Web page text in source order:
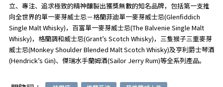
立、專注、追求極致的精神釀製出獲獎無數的知名品牌，包括第一支推
向全世界的單一麥芽威士忌－格蘭菲迪單一麥芽威士忌(Glenfiddich
Single Malt Whisky)，百富單一麥芽威士忌(The Balvenie Single Malt
Whisky)，格蘭調和威士忌(Grant’s Scotch Whisky)，三隻猴子三重麥芽
威士忌(Monkey Shoulder Blended Malt Scotch Whisky)及亨利爵士琴酒
(Hendrick’s Gin)、傑瑞水手蘭姆酒(Sailor Jerry Rum)等全系列產品。